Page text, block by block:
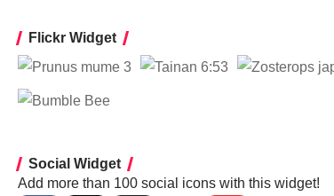
Flickr Widget
Social Widget
Add more than 100 social icons with this widget!